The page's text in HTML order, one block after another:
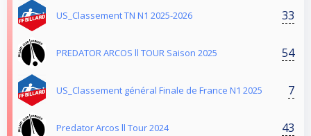
US_Classement TN N1 2025-2026 33
PREDATOR ARCOS ll TOUR Saison 2025 54
US_Classement général Finale de France N1 2025 7
Predator Arcos ll Tour 2024 43